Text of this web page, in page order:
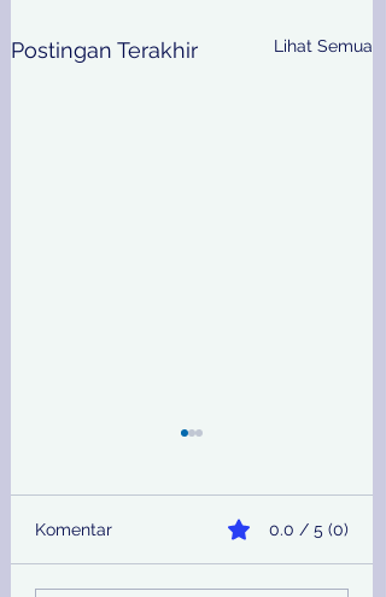
Postingan Terakhir Lihat Semua
Komentar 0.0 / 5 (0)